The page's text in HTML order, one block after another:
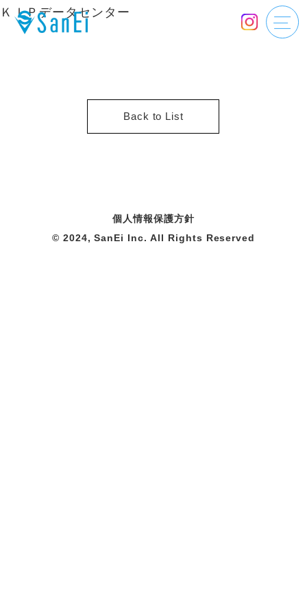
ＫＩＰデータセンター
Back to List
個人情報保護方針
© 2024, SanEi Inc. All Rights Reserved